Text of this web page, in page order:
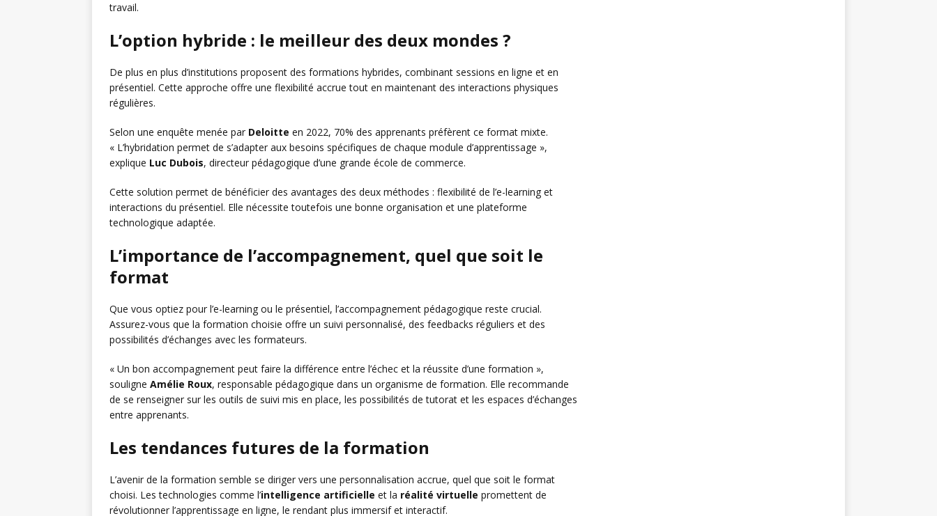
travail.
L’option hybride : le meilleur des deux mondes ?
De plus en plus d’institutions proposent des formations hybrides, combinant sessions en ligne et en
présentiel. Cette approche offre une flexibilité accrue tout en maintenant des interactions physiques
régulières.
Selon une enquête menée par Deloitte en 2022, 70% des apprenants préfèrent ce format mixte.
« L’hybridation permet de s’adapter aux besoins spécifiques de chaque module d’apprentissage »,
explique Luc Dubois, directeur pédagogique d’une grande école de commerce.
Cette solution permet de bénéficier des avantages des deux méthodes : flexibilité de l’e-learning et
interactions du présentiel. Elle nécessite toutefois une bonne organisation et une plateforme
technologique adaptée.
L’importance de l’accompagnement, quel que soit le
format
Que vous optiez pour l’e-learning ou le présentiel, l’accompagnement pédagogique reste crucial.
Assurez-vous que la formation choisie offre un suivi personnalisé, des feedbacks réguliers et des
possibilités d’échanges avec les formateurs.
« Un bon accompagnement peut faire la différence entre l’échec et la réussite d’une formation »,
souligne Amélie Roux, responsable pédagogique dans un organisme de formation. Elle recommande
de se renseigner sur les outils de suivi mis en place, les possibilités de tutorat et les espaces d’échanges
entre apprenants.
Les tendances futures de la formation
L’avenir de la formation semble se diriger vers une personnalisation accrue, quel que soit le format
choisi. Les technologies comme l’intelligence artificielle et la réalité virtuelle promettent de
révolutionner l’apprentissage en ligne, le rendant plus immersif et interactif.